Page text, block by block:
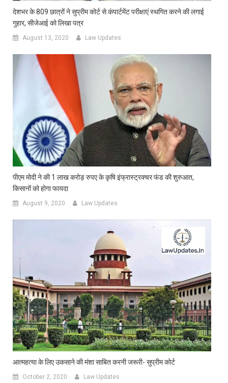
देशभर के 809 छात्रों ने सुप्रीम कोर्ट से कंपार्टमेंट परीक्षाएं स्थगित करने की लगाई
गुहार, सीजेआई को लिखा पत्र
August 13, 2020 Law Updates
पीएम मोदी ने की 1 लाख करोड़ रुपए के कृषि इंफ्रास्ट्रक्चर फंड की शुरुआत,
किसानों को होगा फायदा
August 9, 2020 Law Updates
आत्महत्या के लिए उकसाने की मंशा साबित करनी जरूरी- सुप्रीम कोर्ट
October 2, 2020 Law Updates